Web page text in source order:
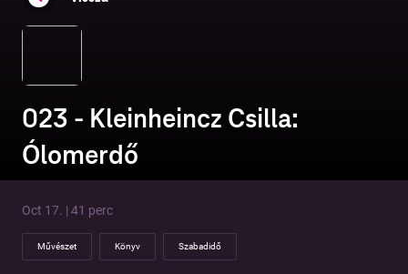
023 - Kleinheincz Csilla:
Ólomerdő
Oct 17. | 41 perc
Művészet Könyv Szabadidő